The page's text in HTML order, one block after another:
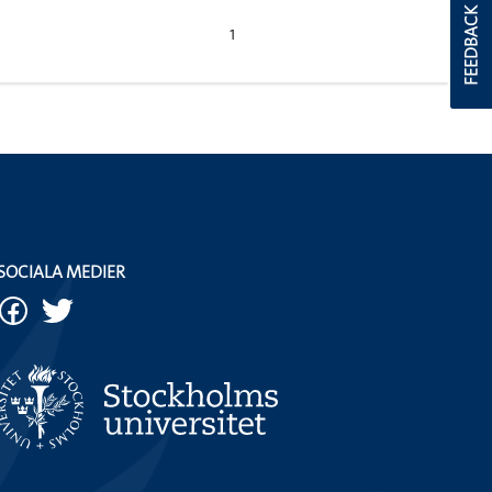
1 FEEDBACK
MEDIER